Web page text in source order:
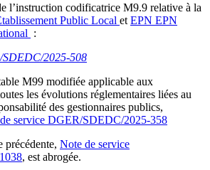
l’instruction codificatrice M9.9 relative à la
Public Local et EPN EPN
:
SDEDC/2025-508
M99 modifiée applicable aux
les évolutions réglementaires liées au
des gestionnaires publics,
service DGER/SDEDC/2025-358
précédente, Note de service
, est abrogée.